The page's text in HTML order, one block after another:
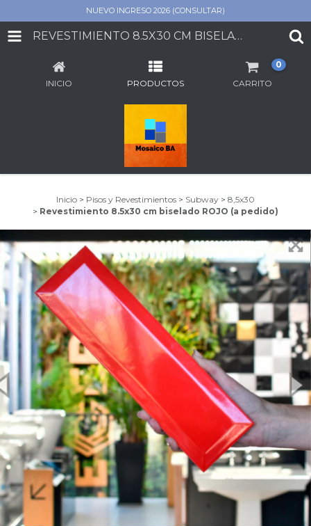
NUEVO INGRESO 2026 (CONSULTAR)
REVESTIMIENTO 8.5X30 CM BISELADO ROJO (A PEDIDO)
INICIO PRODUCTOS CARRITO
0
Inicio > Pisos y Revestimientos > Subway > 8,5x30
> Revestimiento 8.5x30 cm biselado ROJO (a pedido)